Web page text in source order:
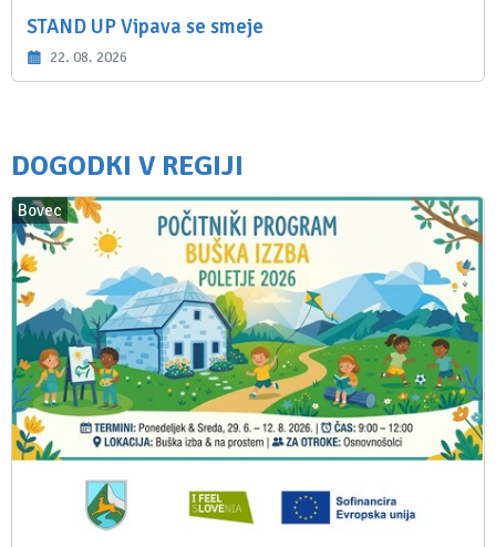
STAND UP Vipava se smeje
22. 08. 2026
DOGODKI V REGIJI
Bovec